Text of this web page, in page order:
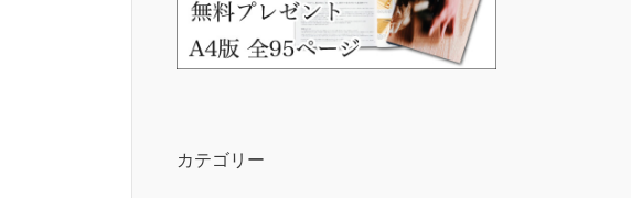
カテゴリー